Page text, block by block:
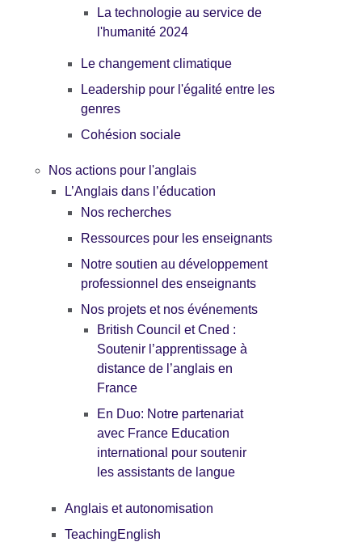
La technologie au service de
l'humanité 2024
Le changement climatique
Leadership pour l'égalité entre les
genres
Cohésion sociale
Nos actions pour l'anglais
L’Anglais dans l’éducation
Nos recherches
Ressources pour les enseignants
Notre soutien au développement
professionnel des enseignants
Nos projets et nos événements
British Council et Cned :
Soutenir l’apprentissage à
distance de l’anglais en
France
En Duo: Notre partenariat
avec France Education
international pour soutenir
les assistants de langue
Anglais et autonomisation
TeachingEnglish